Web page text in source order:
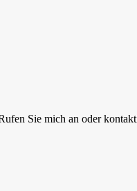
Sie mich an oder